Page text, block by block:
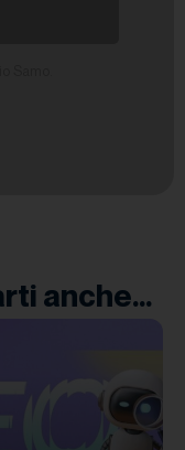
anche...